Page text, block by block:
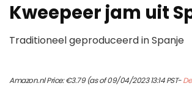
Kweepeer jam uit
Traditioneel geproduceerd in Spanje
Amazon.nl Price:€3.79(as of 09/04/2023 13:14 PST-